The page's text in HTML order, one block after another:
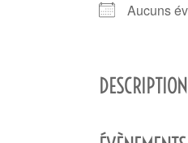
Aucuns
DESCRIPTION